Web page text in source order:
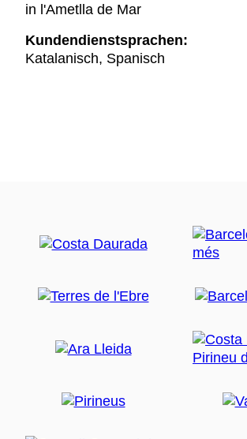
in l'Ametlla de Mar
Kundendienstsprachen:
Katalanisch, Spanisch